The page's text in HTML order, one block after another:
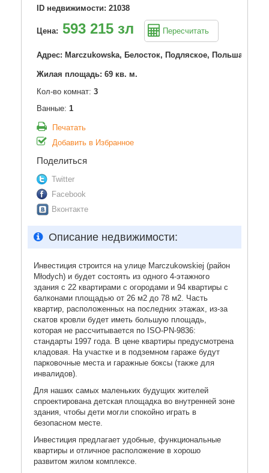
ID недвижимости: 21038
Цена: 593 215 зл Пересчитать
Адрес: Marczukowska, Белосток, Подляское, Польша
Жилая площадь: 69 кв. м.
Кол-во комнат: 3
Ванные: 1
Печатать
Добавить в Избранное
Поделиться
Twitter
Facebook
Вконтакте
Описание недвижимости:
Инвестиция строится на улице Marczukowskiej (район
Młodych) и будет состоять из одного 4-этажного
здания c 22 квартирами с огородами и 94 квартиры с
балконами площадью от 26 м2 до 78 м2. Часть
квартир, расположенных на последних этажах, из-за
скатов кровли будет иметь большую площадь,
которая не рассчитывается по ISO-PN-9836:
стандарты 1997 года. В цене квартиры предусмотрена
кладовая. На участке и в подземном гараже будут
парковочные места и гаражные боксы (также для
инвалидов).
Для наших самых маленьких будущих жителей
спроектирована детская площадка во внутренней зоне
здания, чтобы дети могли спокойно играть в
безопасном месте.
Инвестиция предлагает удобные, функциональные
квартиры и отличное расположение в хорошо
развитом жилом комплексе.